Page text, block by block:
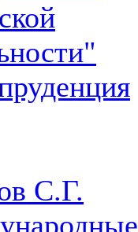
С.Г.